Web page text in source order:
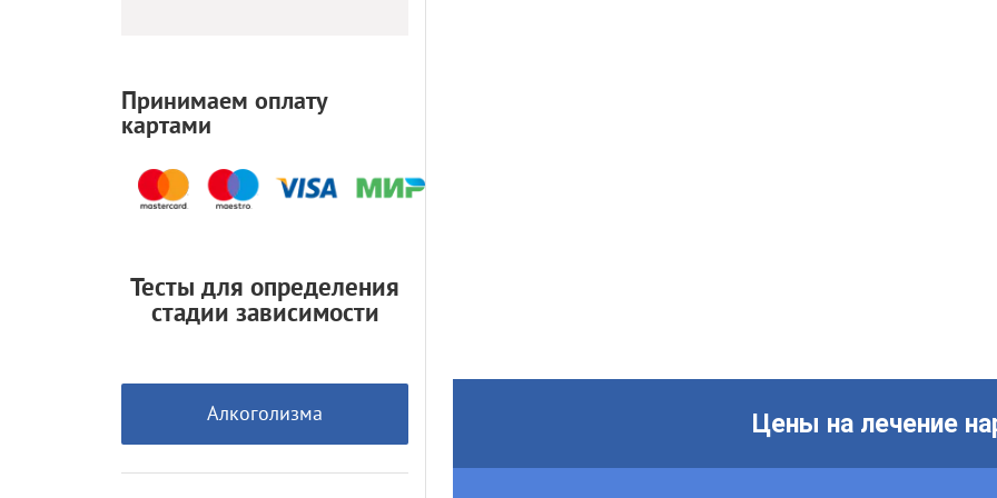
Цены на лечение
Принимаем оплату
картами
Тесты для определения
стадии зависимости
Алкоголизма